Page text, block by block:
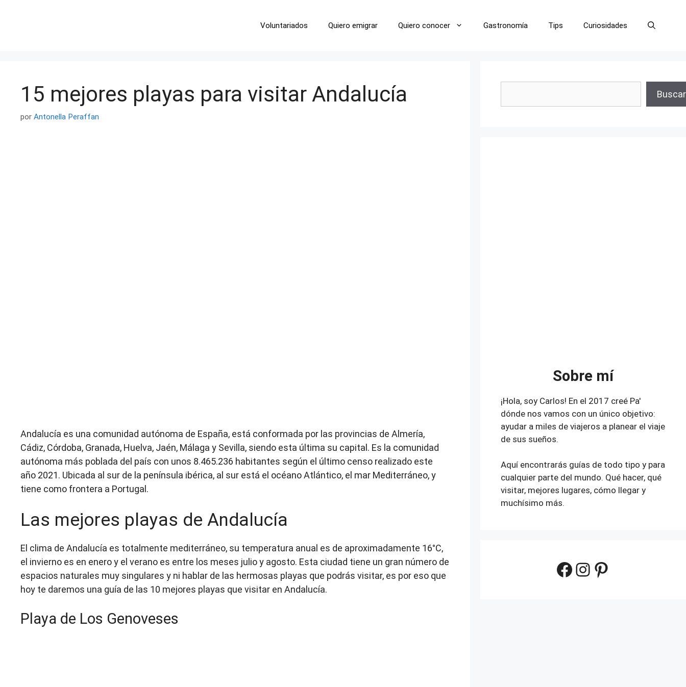
Voluntariados Quiero emigrar Quiero conocer Gastronomía Tips Curiosidades
15 mejores playas para visitar Andalucía
por Antonella Peraffan
Andalucía es una comunidad autónoma de España, está conformada por las provincias de Almería,
Cádiz, Córdoba, Granada, Huelva, Jaén, Málaga y Sevilla, siendo esta última su capital. Es la comunidad
autónoma más poblada del país con unos 8.465.236 habitantes según el último censo realizado este
año 2021. Ubicada al sur de la península ibérica, al sur está el océano Atlántico, el mar Mediterráneo, y
tiene como frontera a Portugal.
Las mejores playas de Andalucía
El clima de Andalucía es totalmente mediterráneo, su temperatura anual es de aproximadamente 16°C,
el invierno es en enero y el verano es entre los meses julio y agosto. Esta ciudad tiene un gran número de
espacios naturales muy singulares y ni hablar de las hermosas playas que podrás visitar, es por eso que
hoy te daremos una guía de las 10 mejores playas que visitar en Andalucía.
Playa de Los Genoveses
Buscar
Sobre mí
¡Hola, soy Carlos! En el 2017 creé Pa'
dónde nos vamos con un único objetivo:
ayudar a miles de viajeros a planear el viaje
de sus sueños.
Aquí encontrarás guías de todo tipo y para
cualquier parte del mundo. Qué hacer, qué
visitar, mejores lugares, cómo llegar y
muchísimo más.
Facebook
Instagram
Pinterest